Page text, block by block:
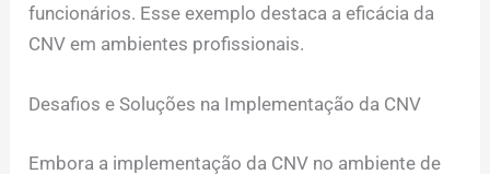
funcionários. Esse exemplo destaca a eficácia da
CNV em ambientes profissionais.
Desafios e Soluções na Implementação da CNV
Embora a implementação da CNV no ambiente de